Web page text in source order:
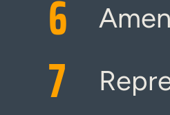
6
7